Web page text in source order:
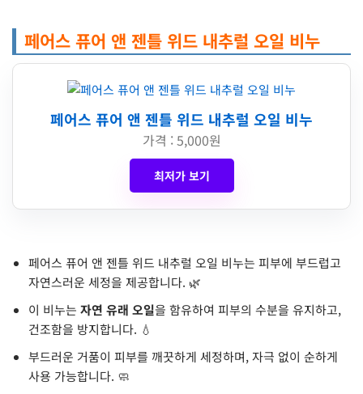
페어스 퓨어 앤 젠틀 위드 내추럴 오일 비누
페어스 퓨어 앤 젠틀 위드 내추럴 오일 비누
가격 : 5,000원
최저가 보기
페어스 퓨어 앤 젠틀 위드 내추럴 오일 비누는 피부에 부드럽고
자연스러운 세정을 제공합니다. 🌿
이 비누는 자연 유래 오일을 함유하여 피부의 수분을 유지하고,
건조함을 방지합니다. 💧
부드러운 거품이 피부를 깨끗하게 세정하며, 자극 없이 순하게
사용 가능합니다. 🧼